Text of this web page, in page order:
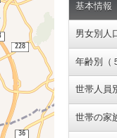
基本情報
男女別人
年齢別（
世帯人員
世帯の家